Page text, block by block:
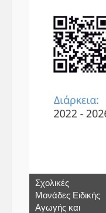
Σχολικές
Μονάδες Ειδικής
Αγωγής και